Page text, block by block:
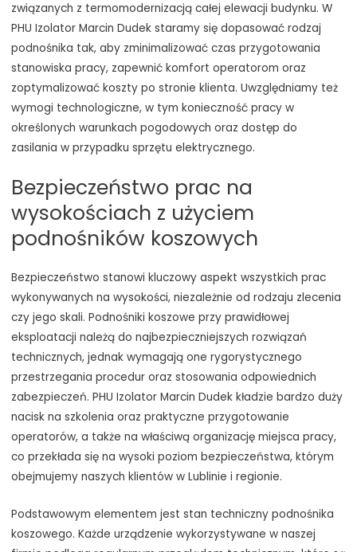
związanych z termomodernizacją całej elewacji budynku. W
PHU Izolator Marcin Dudek staramy się dopasować rodzaj
podnośnika tak, aby zminimalizować czas przygotowania
stanowiska pracy, zapewnić komfort operatorom oraz
zoptymalizować koszty po stronie klienta. Uwzględniamy też
wymogi technologiczne, w tym konieczność pracy w
określonych warunkach pogodowych oraz dostęp do
zasilania w przypadku sprzętu elektrycznego.
Bezpieczeństwo prac na
wysokościach z użyciem
podnośników koszowych
Bezpieczeństwo stanowi kluczowy aspekt wszystkich prac
wykonywanych na wysokości, niezależnie od rodzaju zlecenia
czy jego skali. Podnośniki koszowe przy prawidłowej
eksploatacji należą do najbezpieczniejszych rozwiązań
technicznych, jednak wymagają one rygorystycznego
przestrzegania procedur oraz stosowania odpowiednich
zabezpieczeń. PHU Izolator Marcin Dudek kładzie bardzo duży
nacisk na szkolenia oraz praktyczne przygotowanie
operatorów, a także na właściwą organizację miejsca pracy,
co przekłada się na wysoki poziom bezpieczeństwa, którym
obejmujemy naszych klientów w Lublinie i regionie.
Podstawowym elementem jest stan techniczny podnośnika
koszowego. Każde urządzenie wykorzystywane w naszej